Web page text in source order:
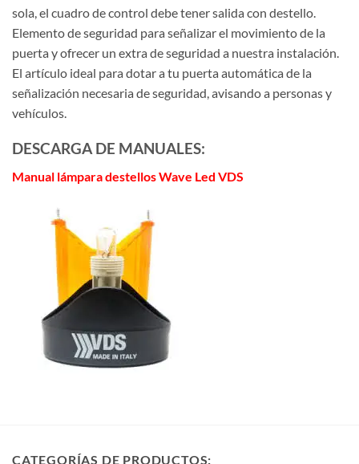
sola, el cuadro de control debe tener salida con destello.
Elemento de seguridad para señalizar el movimiento de la
puerta y ofrecer un extra de seguridad a nuestra instalación.
El artículo ideal para dotar a tu puerta automática de la
señalización necesaria de seguridad, avisando a personas y
vehículos.
DESCARGA DE MANUALES:
Manual lámpara destellos Wave Led VDS
CATEGORÍAS DE PRODUCTOS: